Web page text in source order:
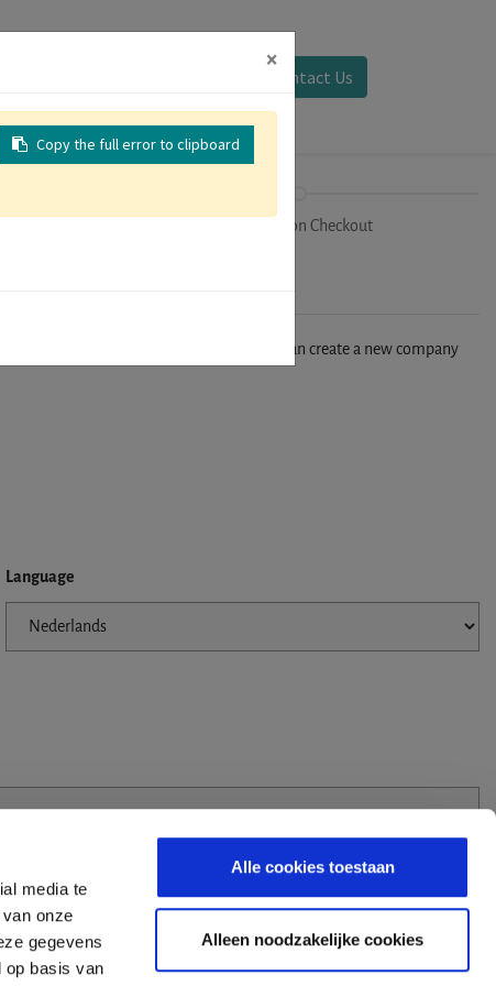
media te
onze
gegevens
op basis van
Alle cookies toestaan
Alleen noodzakelijke cookies
Contact Us
Registration Checkout
your company in our database, you can create a new company
Language
×
Copy the full error to clipboard